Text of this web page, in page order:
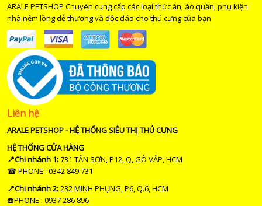
ARALE PETSHOP Chuyên cung cấp các loại thức ăn, áo quần, phụ kiện
nhà nệm lồng dễ thương và độc đáo cho thú cưng của bạn
Liên hệ
ARALE PETSHOP - HỆ THỐNG SIÊU THỊ THÚ CƯNG
HỆ THỐNG CỬA HÀNG
📍Chi nhánh 1:731 TÂN SƠN, P12, Q, GÒ VẤP, HCM
☎ PHONE : 0342 849 731
📍Chi nhánh 2:232 MINH PHỤNG, P6, Q.6, HCM
☎️PHONE : 0937 286 896